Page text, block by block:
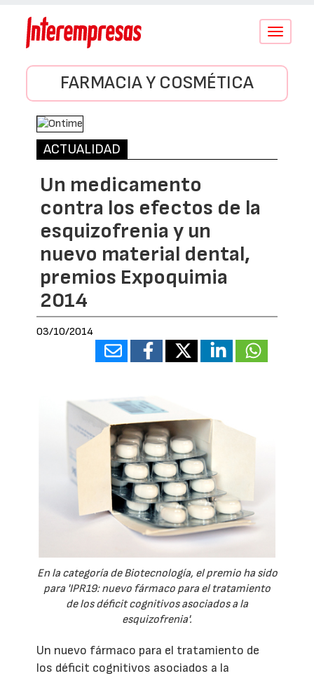
Conmutar
FARMACIA Y COSMÉTICA
ACTUALIDAD
Un medicamento
contra los efectos de la
esquizofrenia y un
nuevo material dental,
premios Expoquimia
2014
03/10/2014
En la categoría de Biotecnología, el premio ha sido
para 'IPR19: nuevo fármaco para el tratamiento
de los déficit cognitivos asociados a la
esquizofrenia'.
Un nuevo fármaco para el tratamiento de
los déficit cognitivos asociados a la